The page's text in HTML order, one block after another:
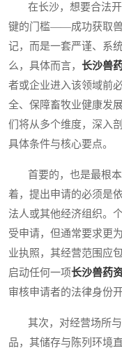
在长沙，想要合法开
键的门槛——成功获取兽
记，而是一套严谨、系
么，具体而言， 长沙兽
者或企业进入该领域前
全、保障畜牧业健康发
们将从多个维度，深入
具体条件与核心要点。
首要的，也是最根本
着，提出申请的必须是
法人或其他经济组织。
受申请，但通常要求更
业执照，其经营范围应
启动任何一项长沙兽药
审核申请者的法律身份开
其次，对经营场所与
品，其储存与陈列环境